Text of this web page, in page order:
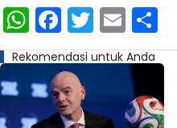
WhatsApp
Facebook
Twitter
Email
Rekomendasi untuk Anda